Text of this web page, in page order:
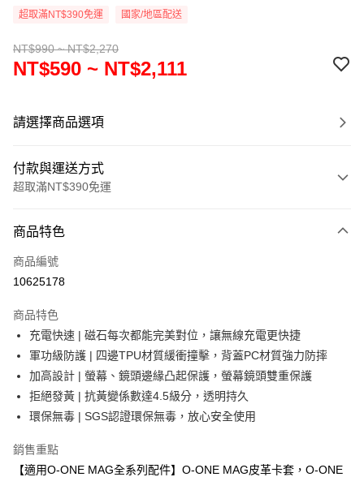
超取滿NT$390免運 國家/地區配送
NT$990 ~ NT$2,270
NT$590 ~ NT$2,111
請選擇商品選項
付款與運送方式
超取滿NT$390免運
信用卡一次付款
超商取貨付款
Apple Pay
街口支付
悠遊付
全盈+PAY
商品特色
商品編號
10625178
商品特色
充電快速 | 磁石每次都能完美對位，讓無線充電更快捷
軍功級防護 | 四邊TPU材質緩衝撞擊，背蓋PC材質強力防摔
加高設計 | 螢幕、鏡頭邊緣凸起保護，螢幕鏡頭雙重保護
拒絕發黃 | 抗黃變係數達4.5級分，透明持久
環保無毒 | SGS認證環保無毒，放心安全使用
銷售重點
【適用O-ONE MAG全系列配件】O-ONE MAG皮革卡套，O-ONE